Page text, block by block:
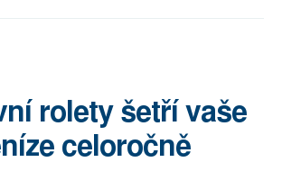
rolety šetří vaše
celoročně